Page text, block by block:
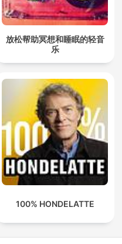
放松帮助冥想和睡眠的轻音
乐
100% HONDELATTE